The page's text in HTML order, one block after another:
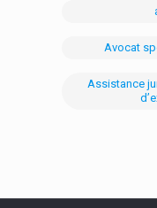
Avocat
Assistance